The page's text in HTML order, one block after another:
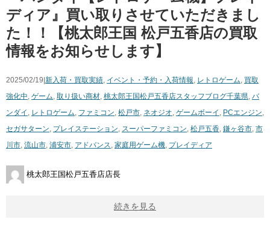
ディア』買い取りさせていただきまし
た！！【桃太郎王国 松戸五香店の買取
情報をお知らせします】
2025/02/19| 新入荷・買取実績, イベント・予約・入荷情報, レトロゲーム, 買取
強化中, ゲーム, 取り扱い商材, 桃太郎王国松戸五香店スタッフブログ千葉県, バ
ンダイ , レトロゲーム, ファミコン, 松戸市, ネオジオ, ゲームボーイ , PCエンジン,
セガサターン, プレイステーション, スーパーファミコン, 松戸五香, 鎌ヶ谷市, 市
川市, 流山市, 浦安市, アドバンス, 家庭用ゲーム機, プレイディア
桃太郎王国松戸五香店店長
続きを見る